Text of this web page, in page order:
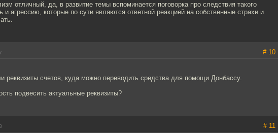
отличный, да, в развитие темы вспоминается поговорка про следствия такого
и агрессию, которые по сути являются ответной реакцией на собственные страхи и
# 10
реквизиты счетов, куда можно переводить средства для помощи Донбассу.
подвесить актуальные реквизиты?
# 11